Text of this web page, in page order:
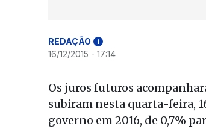
REDAÇÃO i
16/12/2015 - 17:14
Os juros futuros
subiram nesta quarta-feira,
governo em 2016, de 0,7%